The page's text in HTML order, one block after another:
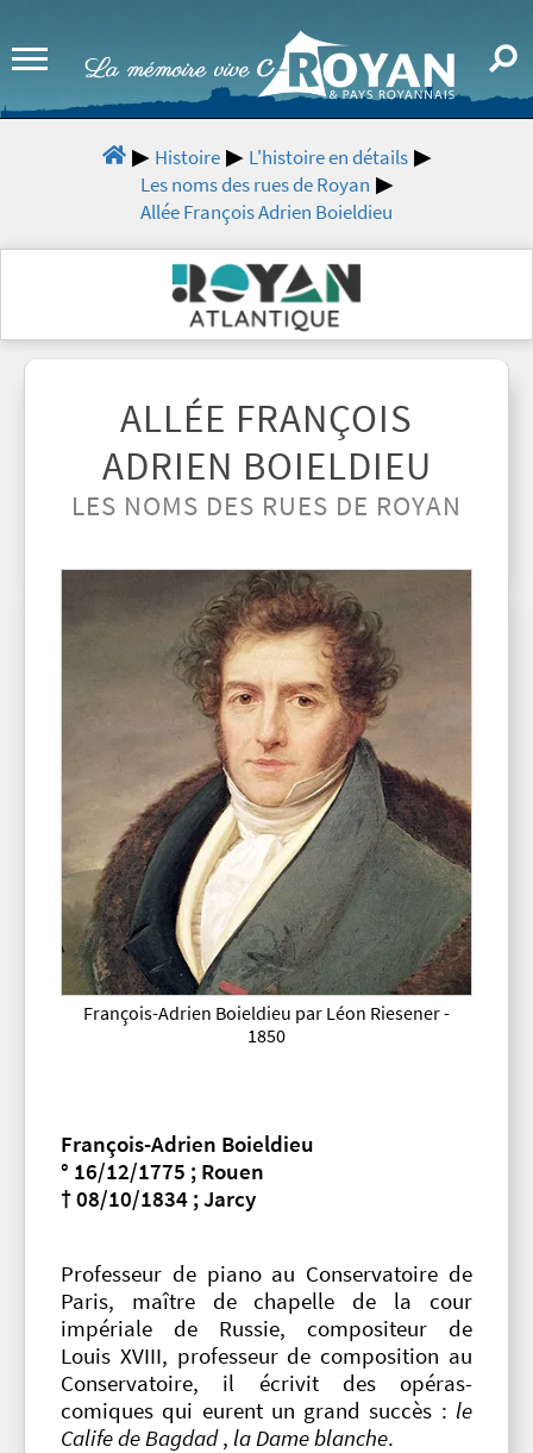
Histoire
L'histoire en détails
Les noms des rues de Royan
Allée François Adrien Boieldieu
ALLÉE FRANÇOIS
ADRIEN BOIELDIEU
LES NOMS DES RUES DE ROYAN
François-Adrien Boieldieu par Léon Riesener -
1850
François-Adrien Boieldieu
° 16/12/1775 ; Rouen
† 08/10/1834 ; Jarcy
Professeur de piano au Conservatoire de
Paris, maître de chapelle de la cour
impériale de Russie, compositeur de
Louis XVIII, professeur de composition au
Conservatoire, il écrivit des opéras-
comiques qui eurent un grand succès : le
Calife de Bagdad, la Dame blanche.